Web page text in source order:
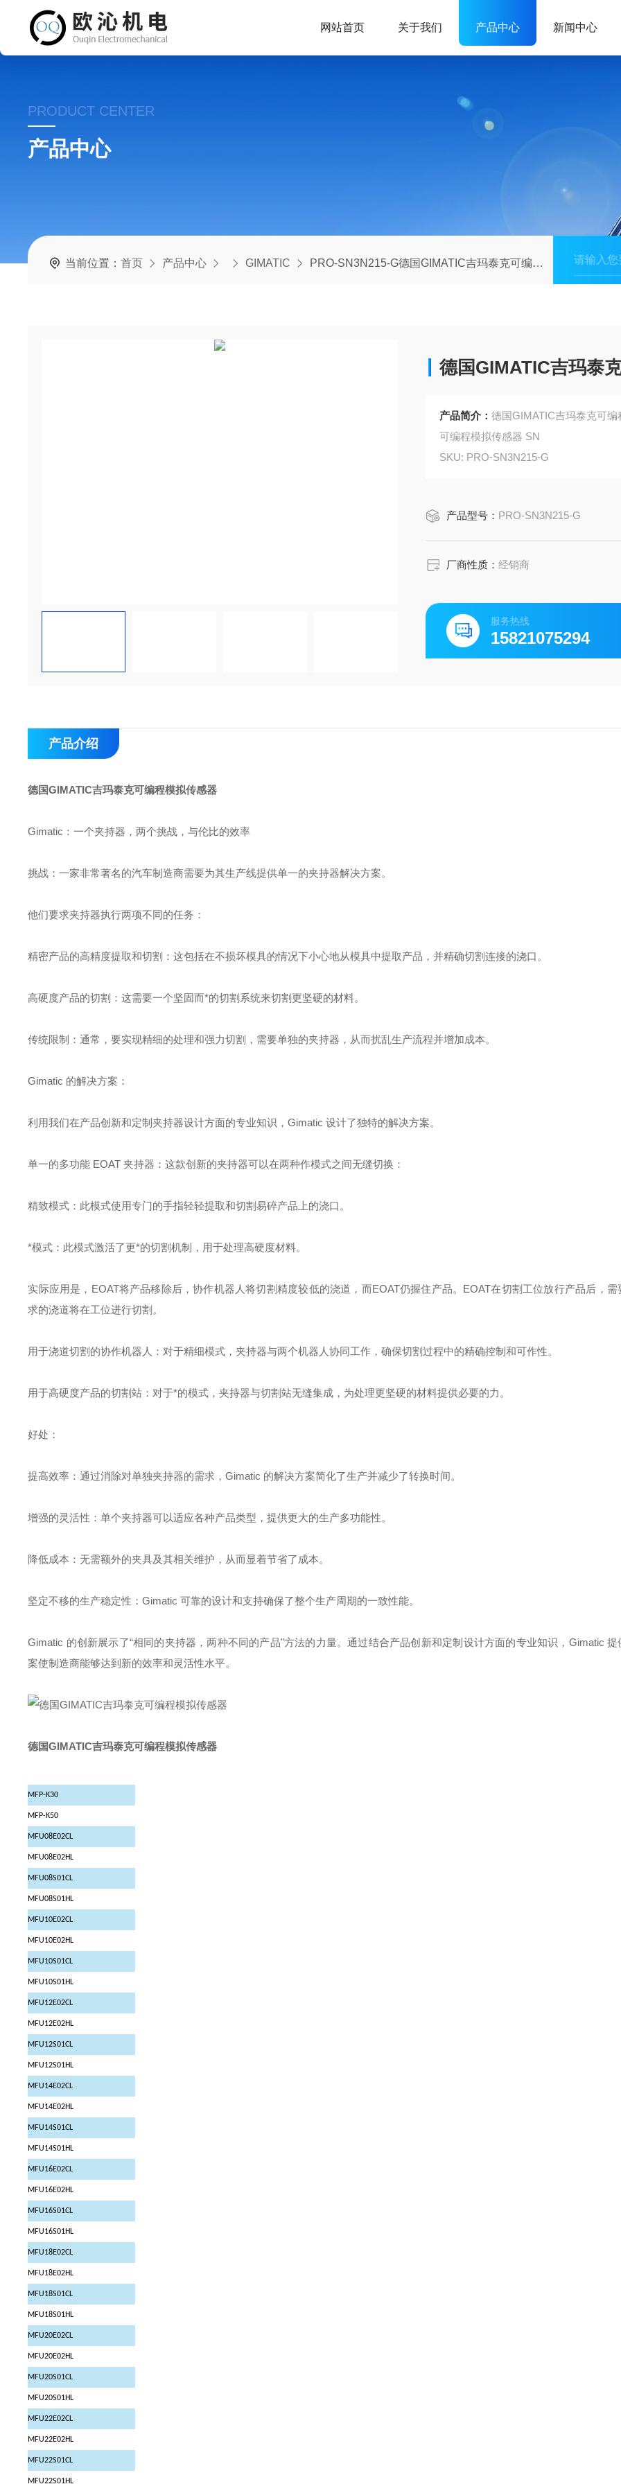
网站首页 关于我们 产品中心 新闻中心
PRODUCT CENTER
产品中心
当前位置：首页 产品中心 GIMATIC PRO-SN3N215-G德国GIMATIC吉玛泰克可编程模拟传感器
德国GIMATIC吉玛泰
产品简介：德国GIMATIC吉玛泰克可编
可编程模拟传感器 SN
SKU: PRO-SN3N215-G
产品型号： PRO-SN3N215-G
厂商性质：经销商
服务热线
15821075294
产品介绍
德国GIMATIC吉玛泰克可编程模拟传感器
Gimatic：一个夹持器，两个挑战，与伦比的效率
挑战：一家非常著名的汽车制造商需要为其生产线提供单一的夹持器解决方案。
他们要求夹持器执行两项不同的任务：
精密产品的高精度提取和切割：这包括在不损坏模具的情况下小心地从模具中提取产品，并精确切割连接的浇口。
高硬度产品的切割：这需要一个坚固而*的切割系统来切割更坚硬的材料。
传统限制：通常，要实现精细的处理和强力切割，需要单独的夹持器，从而扰乱生产流程并增加成本。
Gimatic 的解决方案：
利用我们在产品创新和定制夹持器设计方面的专业知识，Gimatic 设计了独特的解决方案。
单一的多功能 EOAT 夹持器：这款创新的夹持器可以在两种作模式之间无缝切换：
精致模式：此模式使用专门的手指轻轻提取和切割易碎产品上的浇口。
*模式：此模式激活了更*的切割机制，用于处理高硬度材料。
实际应用是，EOAT将产品移除后，协作机器人将切割精度较低的浇道，而EOAT仍握住产品。EOAT在切割工位放行产品后，需
求的浇道将在工位进行切割。
用于浇道切割的协作机器人：对于精细模式，夹持器与两个机器人协同工作，确保切割过程中的精确控制和可作性。
用于高硬度产品的切割站：对于*的模式，夹持器与切割站无缝集成，为处理更坚硬的材料提供必要的力。
好处：
提高效率：通过消除对单独夹持器的需求，Gimatic 的解决方案简化了生产并减少了转换时间。
增强的灵活性：单个夹持器可以适应各种产品类型，提供更大的生产多功能性。
降低成本：无需额外的夹具及其相关维护，从而显着节省了成本。
坚定不移的生产稳定性：Gimatic 可靠的设计和支持确保了整个生产周期的一致性能。
Gimatic 的创新展示了“相同的夹持器，两种不同的产品"方法的力量。通过结合产品创新和定制设计方面的专业知识，Gimatic 提
案使制造商能够达到新的效率和灵活性水平。
德国GIMATIC吉玛泰克可编程模拟传感器
MFP-K30
MFP-K50
MFU08E02CL
MFU08E02HL
MFU08S01CL
MFU08S01HL
MFU10E02CL
MFU10E02HL
MFU10S01CL
MFU10S01HL
MFU12E02CL
MFU12E02HL
MFU12S01CL
MFU12S01HL
MFU14E02CL
MFU14E02HL
MFU14S01CL
MFU14S01HL
MFU16E02CL
MFU16E02HL
MFU16S01CL
MFU16S01HL
MFU18E02CL
MFU18E02HL
MFU18S01CL
MFU18S01HL
MFU20E02CL
MFU20E02HL
MFU20S01CL
MFU20S01HL
MFU22E02CL
MFU22E02HL
MFU22S01CL
MFU22S01HL